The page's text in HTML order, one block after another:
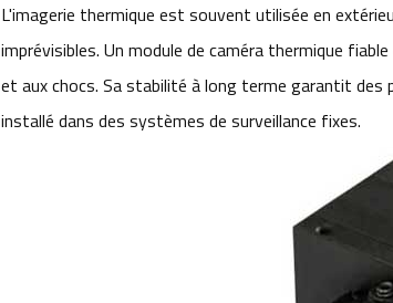
L'imagerie thermique est souvent utilisée en
imprévisibles. Un module de caméra thermique
et aux chocs. Sa stabilité à long terme garantit
installé dans des systèmes de surveillance fixes.